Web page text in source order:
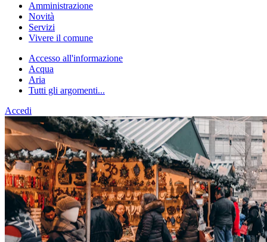
Amministrazione
Novità
Servizi
Vivere il comune
Accesso all'informazione
Acqua
Aria
Tutti gli argomenti...
Accedi